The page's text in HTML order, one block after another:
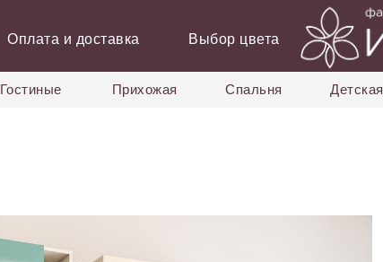
Оплата и доставка
Гостиные Прихожая Спальня Детская
Выбор цвета